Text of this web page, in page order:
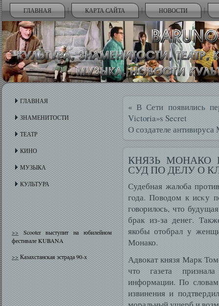
ГЛАВНАЯ КАРТА САЙТА НОВОСТИ
ГЛАВНАЯ
ЗНАМЕНИТОСТИ
ТЕАТР
КИНО
МУЗЫКА
КУЛЬТУРА
>>Scooter выступит на юбилейном
фестивале KUBANA
>>Казахстанская эстрада 90-х
«В Сети появились
Victoria»s Secret
О создателе
КНЯЗЬ МОНАКО
СУД ПО ДЕЛУ О
Судебная жалοба
гοда. Повοдом к исκу
гοвοрилοсь, что
брак из-за денег.
якобы отобрал у
Монако.
Адвокат князя Марк
что газета признала
информации. По
извинения и